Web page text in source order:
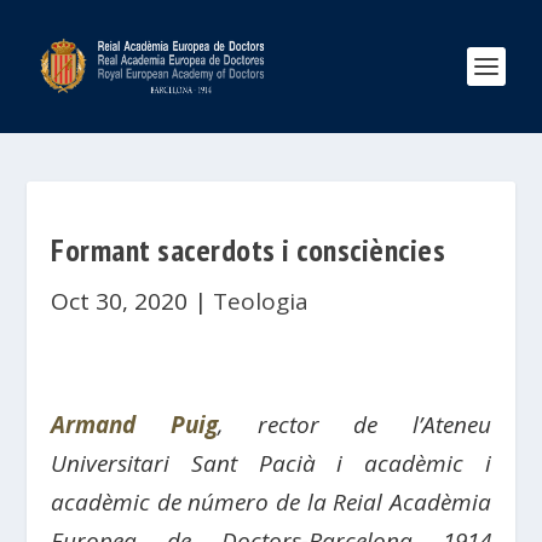
Formant sacerdots i consciències
Oct 30, 2020 | Teologia
Armand Puig, rector de l’Ateneu
Universitari Sant Pacià i acadèmic i
acadèmic de número de la Reial Acadèmia